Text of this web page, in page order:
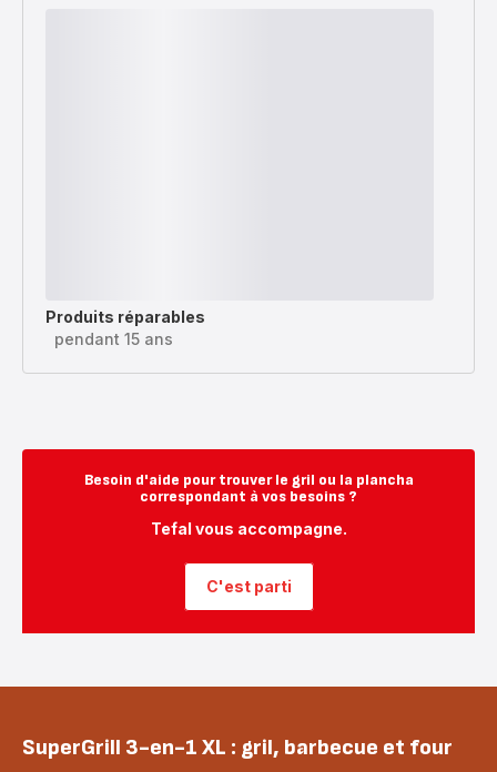
Produits réparables
pendant 15 ans
Besoin d'aide pour trouver le gril ou la plancha
correspondant à vos besoins ?
Tefal vous accompagne.
C'est parti
SuperGrill 3-en-1 XL : gril, barbecue et four